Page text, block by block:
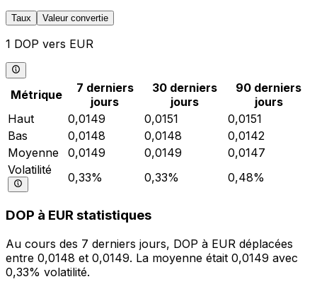
Taux Valeur convertie
1 DOP vers EUR
Métrique
7 derniers
jours
30 derniers
jours
90 derniers
jours
Haut
0,0149 0,0151
0,0151
Bas
0,0148 0,0148
0,0142
Moyenne
0,0149 0,0149
0,0147
Volatilité
0,33% 0,33% 0,48%
DOP à EUR statistiques
Au cours des 7 derniers jours, DOP à EUR déplacées
entre 0,0148 et 0,0149. La moyenne était 0,0149 avec
0,33% volatilité.